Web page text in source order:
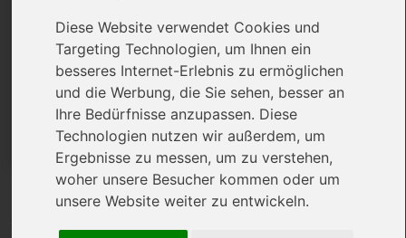
Diese Website verwendet Cookies und
Targeting Technologien, um Ihnen ein
besseres Internet-Erlebnis zu ermöglichen
und die Werbung, die Sie sehen, besser an
Ihre Bedürfnisse anzupassen. Diese
Technologien nutzen wir außerdem, um
Ergebnisse zu messen, um zu verstehen,
woher unsere Besucher kommen oder um
unsere Website weiter zu entwickeln.
Sortieren und Filtern